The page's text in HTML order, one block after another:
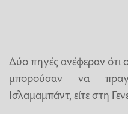
Δύο πηγές ανέφεραν ότι
μπορούσαν να
Ισλαμαμπάντ, είτε στη